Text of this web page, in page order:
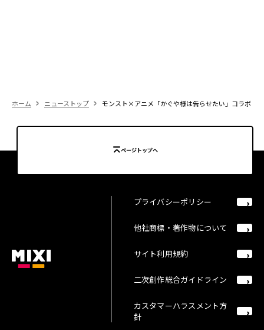
ホーム ニューストップ モンスト×アニメ「かぐや様は告らせたい」コラボ 4
ページトップへ
プライバシーポリシー
他社商標・著作物について
サイト利用規約
二次創作総合ガイドライン
カスタマーハラスメント方
針